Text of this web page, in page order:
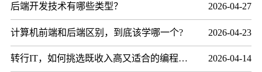
后端开发技术有哪些类型？ 2026-04-27
计算机前端和后端区别，到底该学哪一个? 2026-04-23
转行IT，如何挑选既收入高又适合的编程语言？ 2026-04-14